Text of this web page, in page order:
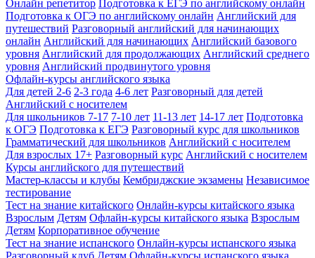
Онлайн репетитор Подготовка к ЕГЭ по английскому онлайн
Подготовка к ОГЭ по английскому онлайн Английский для
путешествий Разговорный английский для начинающих
онлайн Английский для начинающих Английский базового
уровня Английский для продолжающих Английский среднего
уровня Английский продвинутого уровня
Офлайн-курсы английского языка
Для детей 2-6 2-3 года 4-6 лет Разговорный для детей
Английский с носителем
Для школьников 7-17 7-10 лет 11-13 лет 14-17 лет Подготовка
к ОГЭ Подготовка к ЕГЭ Разговорный курс для школьников
Грамматический для школьников Английский с носителем
Для взрослых 17+ Разговорный курс Английский с носителем
Курсы английского для путешествий
Мастер-классы и клубы Кембриджские экзамены Независимое
тестирование
Тест на знание китайского Онлайн-курсы китайского языка
Взрослым Детям Офлайн-курсы китайского языка Взрослым
Детям Корпоративное обучение
Тест на знание испанского Онлайн-курсы испанского языка
Разговорный клуб Детям Офлайн-курсы испанского языка